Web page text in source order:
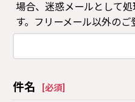
場合、迷惑メールとして
す。フリーメール以外のご
件名 必須